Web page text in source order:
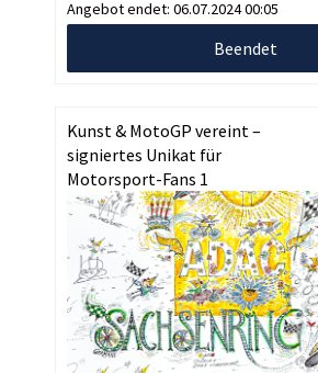
Angebot endet: 06.07.2024 00:05
Beendet
Kunst & MotoGP vereint –
signiertes Unikat für
Motorsport-Fans 1